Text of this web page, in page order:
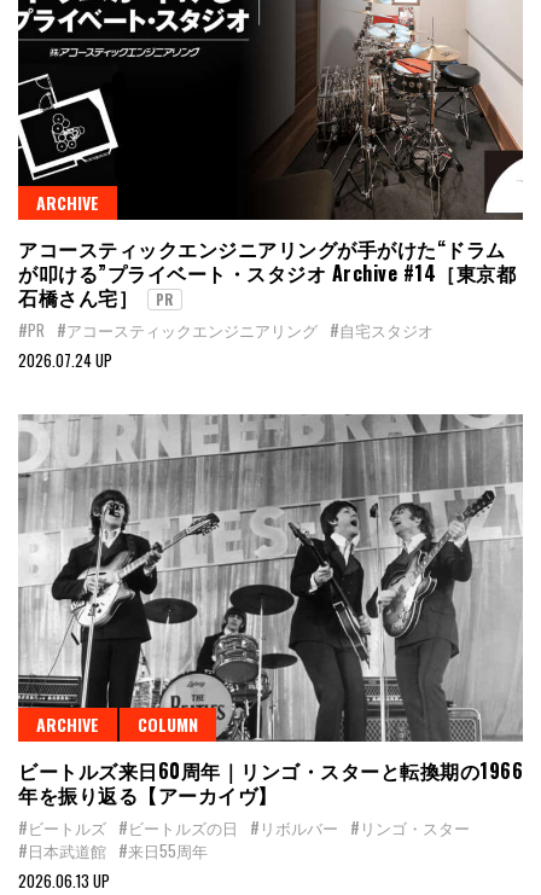
ARCHIVE
アコースティックエンジニアリングが手がけた“ドラム
が叩ける”プライベート・スタジオ Archive #14［東京都
石橋さん宅］
PR
#PR #アコースティックエンジニアリング #自宅スタジオ
2026.07.24 UP
ARCHIVE COLUMN
ビートルズ来日60周年｜リンゴ・スターと転換期の1966
年を振り返る【アーカイヴ】
#ビートルズ #ビートルズの日 #リボルバー #リンゴ・スター
#日本武道館 #来日55周年
2026.06.13 UP